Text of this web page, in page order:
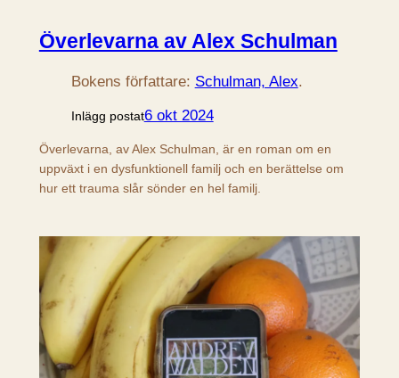
Överlevarna av Alex Schulman
Bokens författare: Schulman, Alex.
Inlägg postat6 okt 2024
Överlevarna, av Alex Schulman, är en roman om en
uppväxt i en dysfunktionell familj och en berättelse om
hur ett trauma slår sönder en hel familj.